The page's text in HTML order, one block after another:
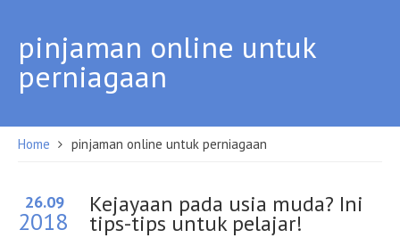
pinjaman online untuk
perniagaan
Home pinjaman online untuk perniagaan
26.09
2018
Kejayaan pada usia muda? Ini
tips-tips untuk pelajar!